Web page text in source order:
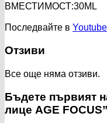
ВМЕСТИМОСТ:30ML
Последвайте в Youtube
Отзиви
Все още няма отзиви.
Бъдете първият
лице AGE FOCUS”